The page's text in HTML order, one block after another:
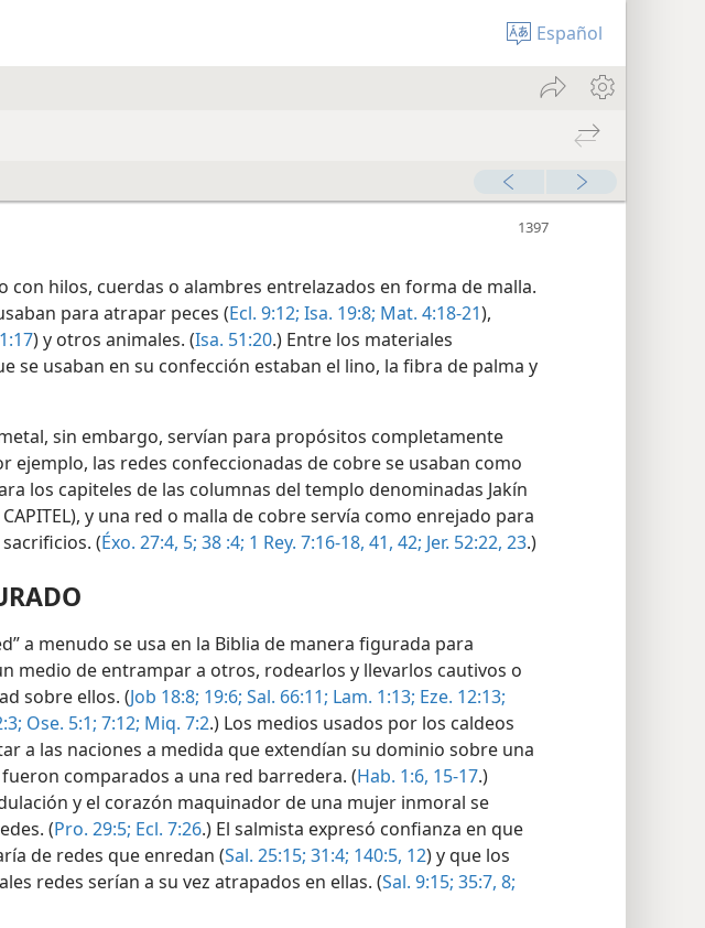
Español
con hilos, cuerdas o alambres entrelazados en forma de malla.
para atrapar peces (Ecl. 9:12; Isa. 19:8; Mat. 4:18-21),
) y otros animales. (Isa. 51:20.) Entre los materiales
se usaban en su confección estaban el lino, la fibra de palma y
sin embargo, servían para propósitos completamente
ejemplo, las redes confeccionadas de cobre se usaban como
los capiteles de las columnas del templo denominadas Jakín
CAPITEL), y una red o malla de cobre servía como enrejado para
(Éxo. 27:4, 5; 38 :4; 1 Rey. 7:16-18, 41, 42; Jer. 52:22, 23.)
a menudo se usa en la Biblia de manera figurada para
medio de entrampar a otros, rodearlos y llevarlos cautivos o
sobre ellos. (Job 18:8; 19:6; Sal. 66:11; Lam. 1:13; Eze. 12:13;
Ose. 5:1; 7:12; Miq. 7:2.) Los medios usados por los caldeos
a las naciones a medida que extendían su dominio sobre una
comparados a una red barredera. (Hab. 1:6, 15-17.)
y el corazón maquinador de una mujer inmoral se
(Pro. 29:5; Ecl. 7:26.) El salmista expresó confianza en que
de redes que enredan (Sal. 25:15; 31:4; 140:5, 12) y que los
redes serían a su vez atrapados en ellas. (Sal. 9:15; 35:7, 8;